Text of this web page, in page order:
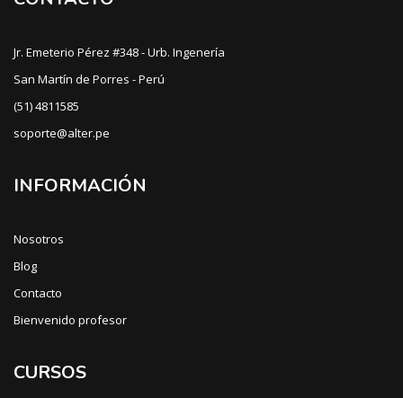
Jr. Emeterio Pérez #348 - Urb. Ingenería
San Martín de Porres - Perú
(51) 4811585
soporte@alter.pe
INFORMACIÓN
Nosotros
Blog
Contacto
Bienvenido profesor
CURSOS